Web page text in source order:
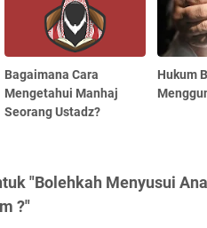
Bagaimana Cara
Mengetahui Manhaj
Seorang Ustadz?
Hukum
"Bolehkah Menyusui
?"